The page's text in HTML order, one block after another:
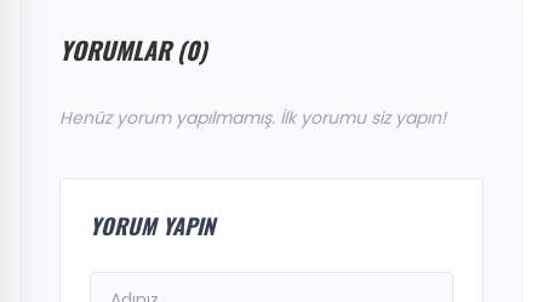
YORUMLAR (0)
Henüz yorum yapılmamış. İlk yorumu siz yapın!
YORUM YAPIN